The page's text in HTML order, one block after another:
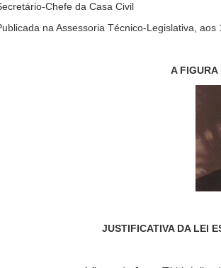
Chefe da Casa Civil
na Assessoria Técnico-Legislativa, aos
A FIGURA
JUSTIFICATIVA DA LEI